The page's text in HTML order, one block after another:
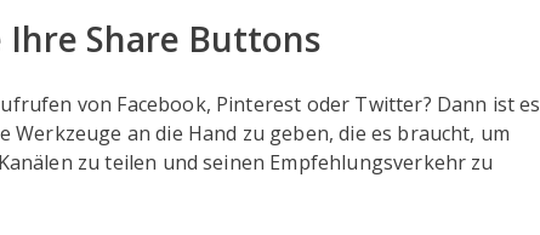
Share Buttons
von Facebook, Pinterest oder Twitter? Dann ist es
Werkzeuge an die Hand zu geben, die es braucht, um
zu teilen und seinen Empfehlungsverkehr zu